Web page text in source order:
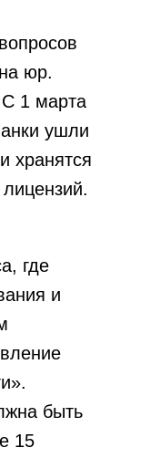
юр.
1 марта
ушли
хранятся
где
и
быть
15